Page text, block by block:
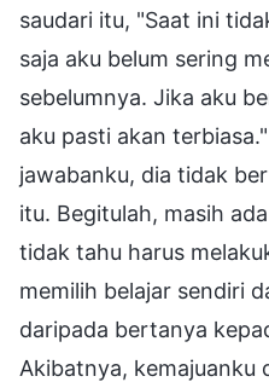
saudari itu, "Saat ini
saja aku belum sering
sebelumnya. Jika aku
aku pasti akan
jawabanku, dia tidak
itu. Begitulah, masih
tidak tahu harus
memilih belajar sendiri
daripada bertanya
Akibatnya, kemajuanku